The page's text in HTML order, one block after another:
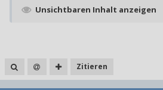
Unsichtbaren Inhalt anzeigen
Zitieren